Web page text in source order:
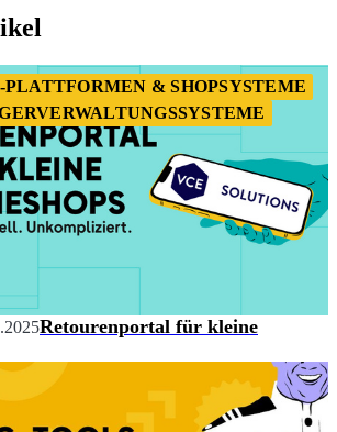
& SHOPSYSTEME
Retourenportal für kleine